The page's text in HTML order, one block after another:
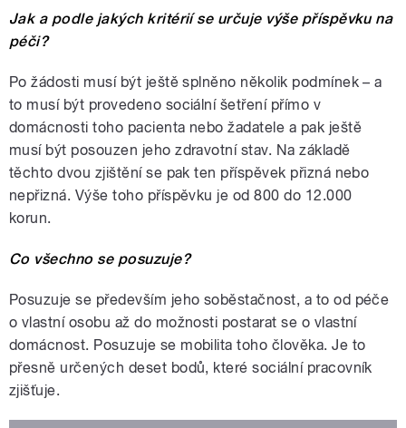
Jak a podle jakých kritérií se určuje výše příspěvku na
péči?
Po žádosti musí být ještě splněno několik podmínek – a
to musí být provedeno sociální šetření přímo v
domácnosti toho pacienta nebo žadatele a pak ještě
musí být posouzen jeho zdravotní stav. Na základě
těchto dvou zjištění se pak ten příspěvek přizná nebo
nepřizná. Výše toho příspěvku je od 800 do 12.000
korun.
Co všechno se posuzuje?
Posuzuje se především jeho soběstačnost, a to od péče
o vlastní osobu až do možnosti postarat se o vlastní
domácnost. Posuzuje se mobilita toho člověka. Je to
přesně určených deset bodů, které sociální pracovník
zjišťuje.